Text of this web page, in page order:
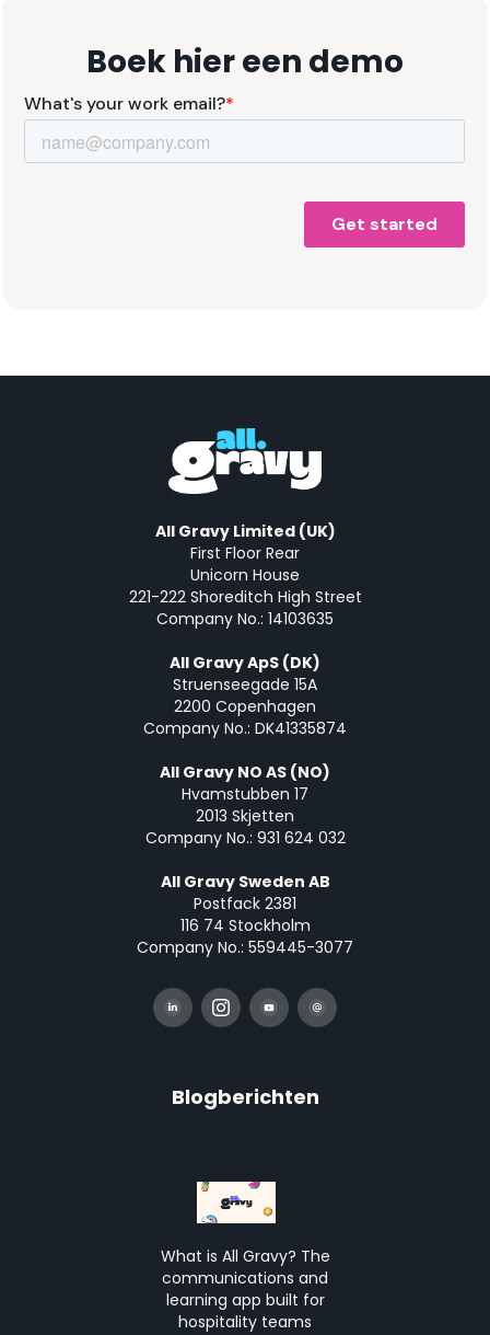
Boek hier een demo
All Gravy Limited (UK)
First Floor Rear
Unicorn House
221-222 Shoreditch High Street
Company No.: 14103635
All Gravy ApS (DK)
Struenseegade 15A
2200 Copenhagen
Company No.: DK41335874
All Gravy NO AS (NO)
Hvamstubben 17
2013 Skjetten
Company No.: 931 624 032
All Gravy Sweden AB
Postfack 2381
116 74 Stockholm
Company No.: 559445-3077
Blogberichten
What is All Gravy? The
communications and
learning app built for
hospitality teams